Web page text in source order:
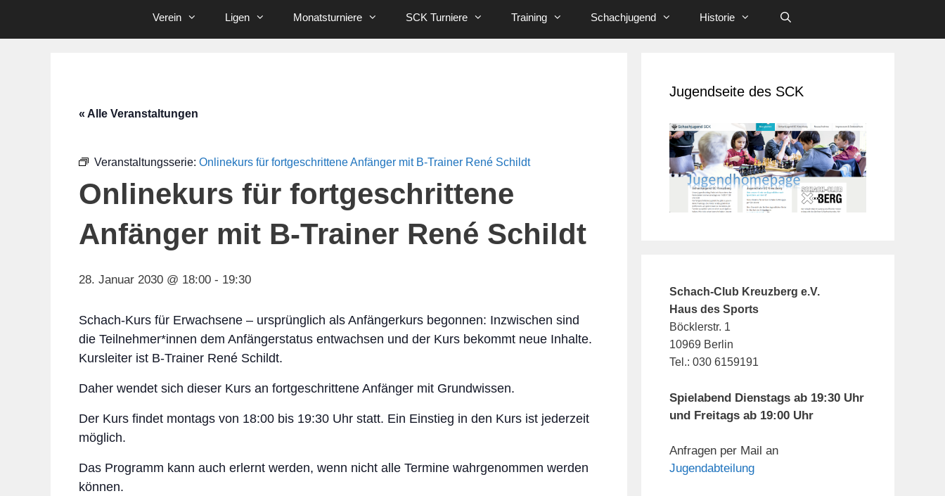
Verein Ligen Monatsturniere SCK Turniere Training Schachjugend Historie
« Alle Veranstaltungen
Veranstaltungsserie: Onlinekurs für fortgeschrittene Anfänger mit B-Trainer René Schildt
Onlinekurs für fortgeschrittene
Anfänger mit B-Trainer René Schildt
28. Januar 2030 @ 18:00 - 19:30
Schach-Kurs für Erwachsene – ursprünglich als Anfängerkurs begonnen: Inzwischen sind
die Teilnehmer*innen dem Anfängerstatus entwachsen und der Kurs bekommt neue Inhalte.
Kursleiter ist B-Trainer René Schildt.
Daher wendet sich dieser Kurs an fortgeschrittene Anfänger mit Grundwissen.
Der Kurs findet montags von 18:00 bis 19:30 Uhr statt. Ein Einstieg in den Kurs ist jederzeit
möglich.
Das Programm kann auch erlernt werden, wenn nicht alle Termine wahrgenommen werden
können.
Jugendseite des SCK
Schach-Club Kreuzberg e.V.
Haus des Sports
Böcklerstr. 1
10969 Berlin
Tel.: 030 6159191
Spielabend Dienstags ab 19:30 Uhr
und Freitags ab 19:00 Uhr
Anfragen per Mail an
Jugendabteilung